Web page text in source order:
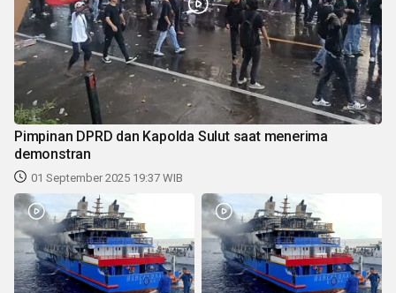
Pimpinan DPRD dan Kapolda Sulut saat menerima
demonstran
01 September 2025 19:37 WIB